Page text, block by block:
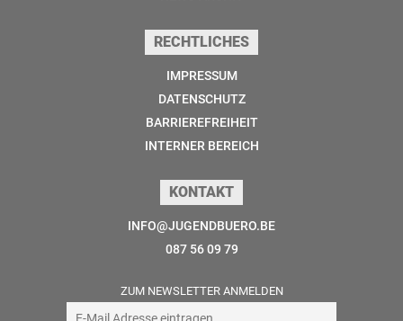
RECHTLICHES
IMPRESSUM
DATENSCHUTZ
BARRIEREFREIHEIT
INTERNER BEREICH
KONTAKT
INFO@JUGENDBUERO.BE
087 56 09 79
ZUM NEWSLETTER ANMELDEN